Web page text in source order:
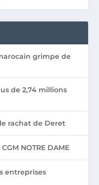
grimpe de
de 2,74 millions
rachat de Deret
NOTRE DAME
entreprises